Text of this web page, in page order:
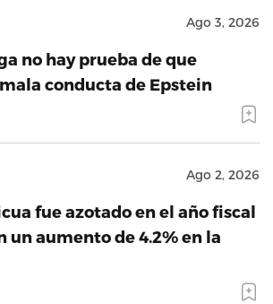
Ago 3, 2026
no hay prueba de que
conducta de Epstein
Ago 2, 2026
fue azotado en el año fiscal
un aumento de 4.2% en la